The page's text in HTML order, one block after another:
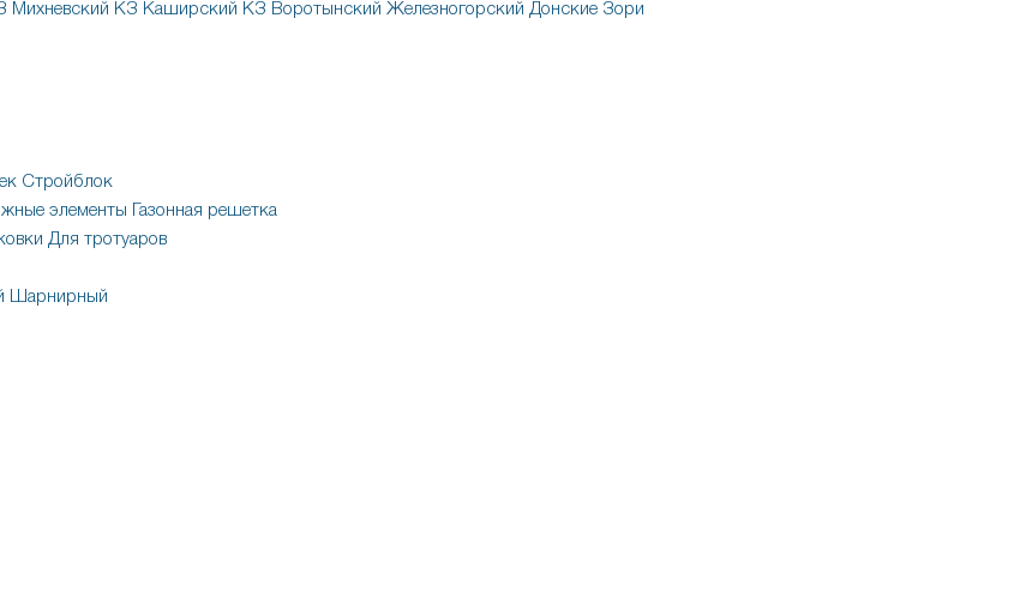
Михневский КЗ Каширский КЗ Воротынский Железногорский Донские Зори
Стройблок
элементы
Газонная решетка
Для тротуаров
Шарнирный